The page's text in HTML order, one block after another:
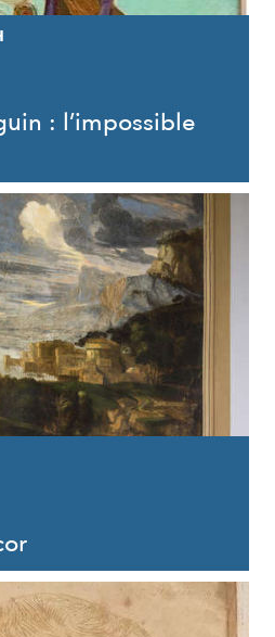
: l’impossible